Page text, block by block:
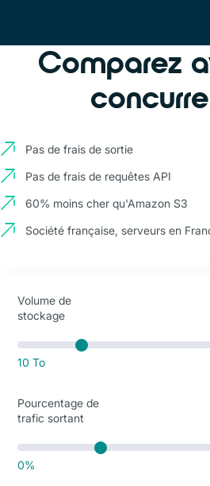
Comparez
Pas de frais de sortie
Pas de frais de requêtes API
60% moins cher qu'Amazon S3
Société française, serveurs en
Volume de
stockage
10 To
Pourcentage de
trafic sortant
0%